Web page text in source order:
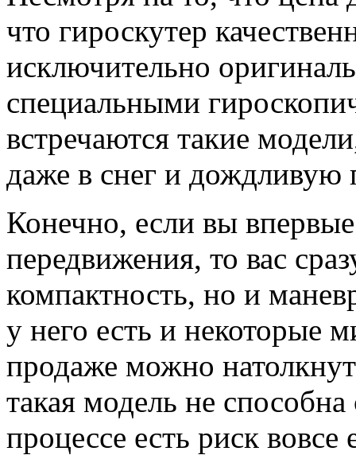
что гироскутер
исключительно
специальными
встречаются такие
даже в снег и дождливую
Конечно, если вы
передвижения, то вас
компактность, но и
у него есть и некоторые
продаже можно
такая модель не
процессе есть риск вовсе